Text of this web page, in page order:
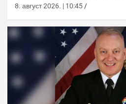
8. август 2026. | 10:45